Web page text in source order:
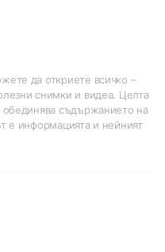
да откриете всичко –
снимки и видеа. Целта
обединява съдържанието на
е информацията и нейният